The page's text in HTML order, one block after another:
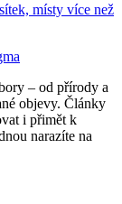
místy více než
– od přírody a
objevy. Články
i přimět k
narazíte na